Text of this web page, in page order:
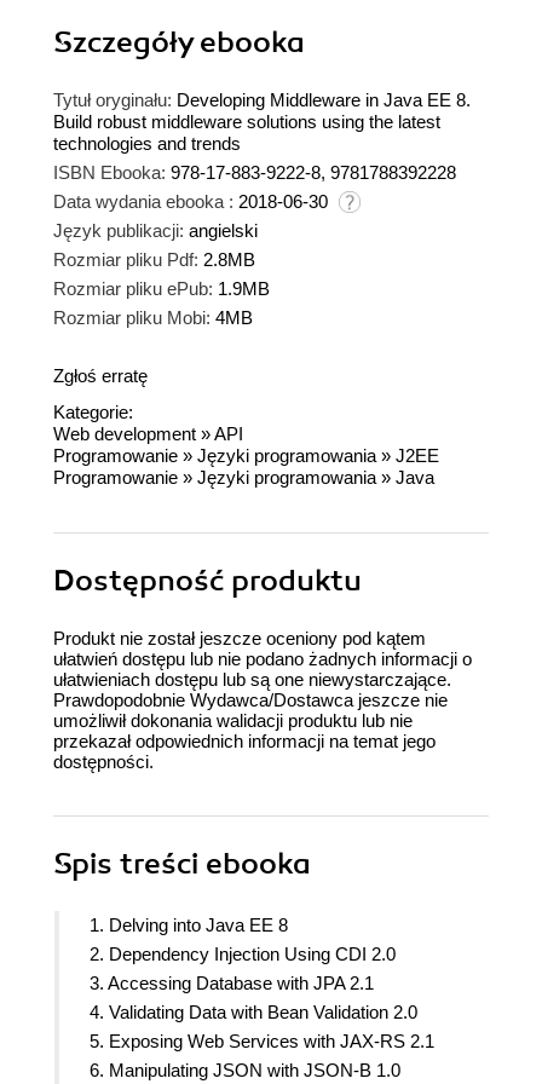
Szczegółyebooka
Tytuł oryginału: Developing Middleware in Java EE 8.
Build robust middleware solutions using the latest
technologies and trends
ISBN Ebooka: 978-17-883-9222-8, 9781788392228
Data wydania ebooka : 2018-06-30
Język publikacji: angielski
Rozmiar pliku Pdf: 2.8MB
Rozmiar pliku ePub: 1.9MB
Rozmiar pliku Mobi: 4MB
Zgłoś erratę
Kategorie:
Web development »API
Programowanie » Języki programowania » J2EE
Programowanie » Języki programowania » Java
Dostępność produktu
Produkt nie został jeszcze oceniony pod kątem
ułatwień dostępu lub nie podano żadnych informacji o
ułatwieniach dostępu lub są one niewystarczające.
Prawdopodobnie Wydawca/Dostawca jeszcze nie
umożliwił dokonania walidacji produktu lub nie
przekazał odpowiednich informacji na temat jego
dostępności.
Spis treści ebooka
1. Delving into Java EE 8
2. Dependency Injection Using CDI 2.0
3. Accessing Database with JPA 2.1
4. Validating Data with Bean Validation 2.0
5. Exposing Web Services with JAX-RS 2.1
6. Manipulating JSON with JSON-B 1.0